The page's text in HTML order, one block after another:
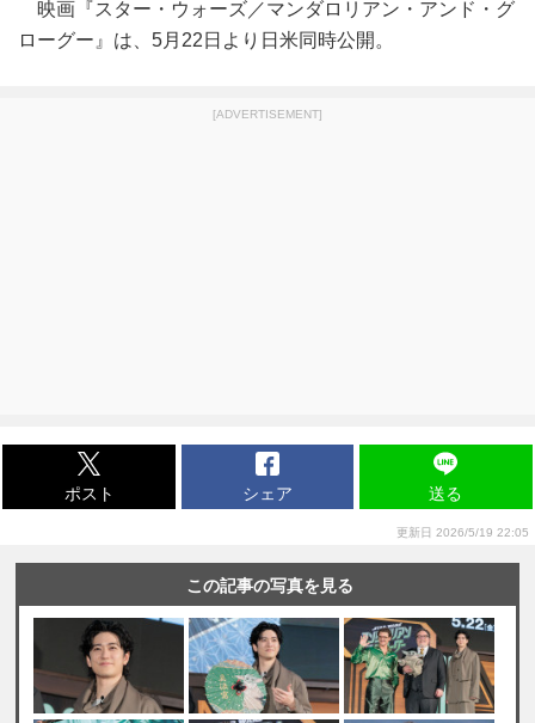
映画『スター・ウォーズ／マンダロリアン・アンド・グ
ローグー』は、5月22日より日米同時公開。
[ADVERTISEMENT]
ポスト シェア 送る
更新日 2026/5/19 22:05
この記事の写真を見る